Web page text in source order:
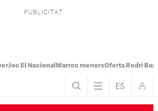
Joc El Nacional Marroc menorsOferta Rodri